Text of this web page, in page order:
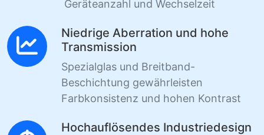
Geräteanzahl und Wechselzeit
Niedrige Aberration und hohe
Transmission
Spezialglas und Breitband-
Beschichtung gewährleisten
Farbkonsistenz und hohen Kontrast
Hochauflösendes Industriedesign